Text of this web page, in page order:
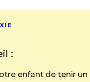
:
enfant de tenir